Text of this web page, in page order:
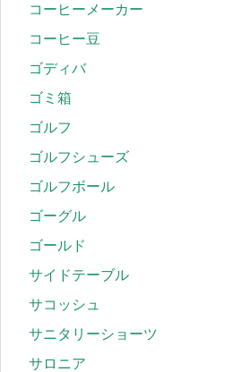
コーヒーメーカー
コーヒー豆
ゴディバ
ゴミ箱
ゴルフ
ゴルフシューズ
ゴルフボール
ゴーグル
ゴールド
サイドテーブル
サコッシュ
サニタリーショーツ
サロニア